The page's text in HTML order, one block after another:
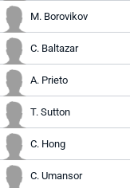
M. Borovikov
C. Baltazar
A. Prieto
T. Sutton
C. Hong
C. Umansor